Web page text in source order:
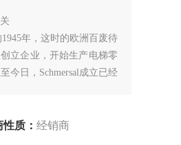
年，这时的欧洲百废待
创立企业，开始生产电梯零
今日，Schmersal成立已经
性质： 经销商